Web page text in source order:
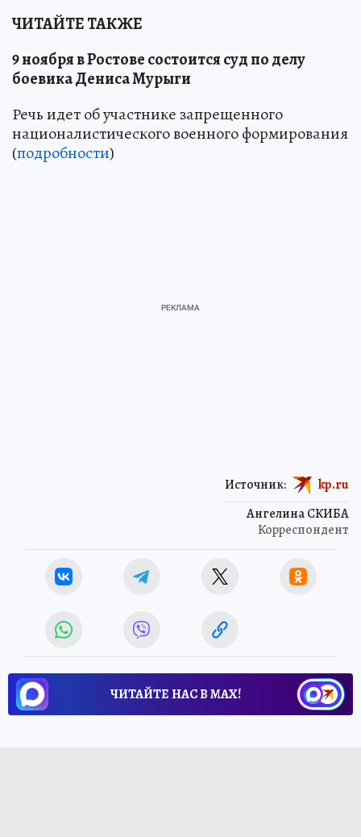
ЧИТАЙТЕ ТАКЖЕ
9 ноября в Ростове состоится суд по делу
боевика Дениса Мурыги
Речь идет об участнике запрещенного
националистического военного формирования
(подробности)
Ангелина СКИБА
Корреспондент
Источник: kp.ru
ЧИТАЙТЕ НАС В МАХ!